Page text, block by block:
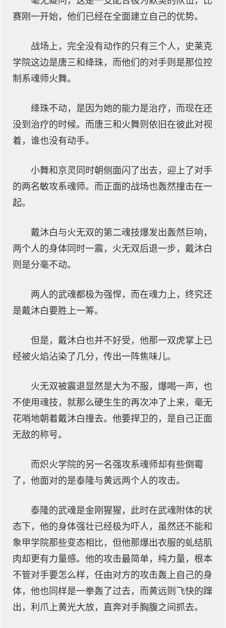
赛刚一开始，他们已经在全面建立自己的优势。
战场上，完全没有动作的只有三个人，史莱克
学院这边是唐三和绛珠，而他们的对手则是那位控
制系魂师火舞。
绛珠不动，是因为她的能力是治疗，而现在还
没到治疗的时候。而唐三和火舞则依旧在彼此对视
着，谁也没有动手。
小舞和京灵同时朝侧面闪了出去，迎上了对手
的两名敏攻系魂师。而正面的战场也轰然撞击在一
起。
戴沐白与火无双的第二魂技爆发出轰然巨响，
两个人的身体同时一震，火无双后退一步，戴沐白
则是分毫不动。
两人的武魂都极为强悍，而在魂力上，终究还
是戴沐白要胜上一筹。
但是，戴沐白也并不好受，他那一双虎掌上已
经被火焰沾染了几分，传出一阵焦味儿。
火无双被震退显然是大为不服，爆喝一声，也
不使用魂技，就那么硬生生的再次冲了上来，毫无
花哨地朝着戴沐白撞去。他要捍卫的，是自己正面
无敌的称号。
而炽火学院的另一名强攻系魂师却有些倒霉
了，他面对的是泰隆与黄远两个人的攻击。
泰隆的武魂是金刚猩猩，此时在武魂附体的状
态下，他的身体强壮已经极为吓人，虽然还不能和
象甲学院那些变态相比，但他那爆出衣服的虬结肌
肉却更有力量感。他的攻击最简单，纯力量，根本
不管对手要怎么样，任由对方的攻击轰上自己的身
体，他也同样是一拳轰了过去，而黄远则飞快的蹿
出，利爪上黄光大放，直奔对手胸腹之间抓去。